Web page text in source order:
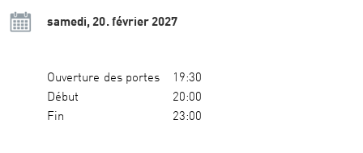
samedi, 20. février 2027
Ouverture des portes
19:30
Début
20:00
Fin
23:00